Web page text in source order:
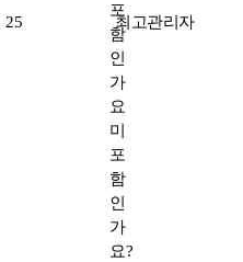
25
포
함
인
가
요
미
포
함
인
가
요?
최고관리자